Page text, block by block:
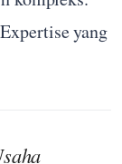
yang